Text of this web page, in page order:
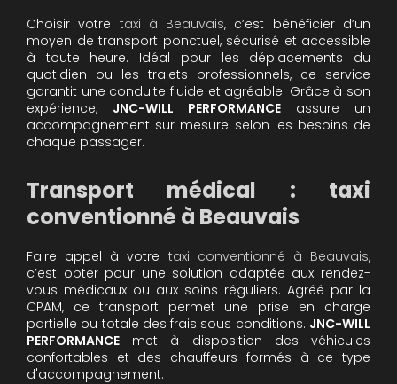
Choisir votre taxi à Beauvais, c’est bénéficier d’un
moyen de transport ponctuel, sécurisé et accessible
à toute heure. Idéal pour les déplacements du
quotidien ou les trajets professionnels, ce service
garantit une conduite fluide et agréable. Grâce à son
expérience, JNC-WILL PERFORMANCE assure un
accompagnement sur mesure selon les besoins de
chaque passager.
Transport médical : taxi
conventionné à Beauvais
Faire appel à votre taxi conventionné à Beauvais,
c’est opter pour une solution adaptée aux rendez-
vous médicaux ou aux soins réguliers. Agréé par la
CPAM, ce transport permet une prise en charge
partielle ou totale des frais sous conditions. JNC-WILL
PERFORMANCE met à disposition des véhicules
confortables et des chauffeurs formés à ce type
d'accompagnement.